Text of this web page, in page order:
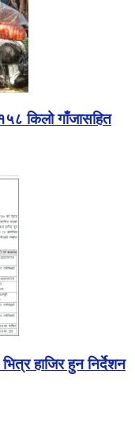
किलो गाँजासहित
हाजिर हुन निर्देशन